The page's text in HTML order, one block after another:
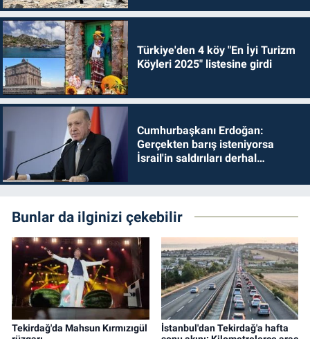
Türkiye'den 4 köy "En İyi Turizm
Köyleri 2025" listesine girdi
Cumhurbaşkanı Erdoğan:
Gerçekten barış isteniyorsa
İsrail'in saldırıları derhal
Bunlar da ilginizi çekebilir
Tekirdağ'da Mahsun Kırmızıgül
İstanbul'dan Tekirdağ'a hafta